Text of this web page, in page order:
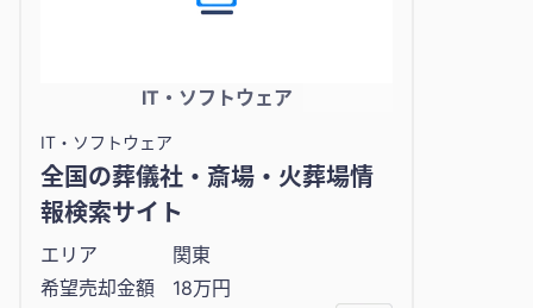
IT・ソフトウェア
IT・ソフトウェア
全国の葬儀社・斎場・火葬場情
報検索サイト
エリア
関東
希望売却金額
18万円